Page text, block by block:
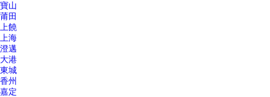
寶山
莆田
上饒
上海
澄邁
大港
東城
香州
嘉定